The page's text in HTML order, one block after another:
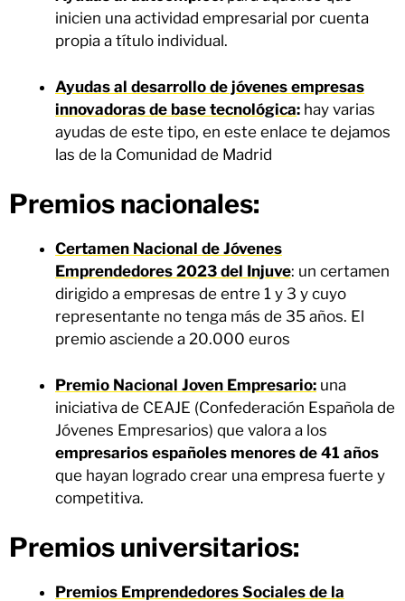
inicien una actividad empresarial por cuenta
propia a título individual.
Ayudas al desarrollo de jóvenes empresas
innovadoras de base tecnológica: hay varias
ayudas de este tipo, en este enlace te dejamos
las de la Comunidad de Madrid
Premios nacionales:
Certamen Nacional de Jóvenes
Emprendedores 2023 del Injuve: un certamen
dirigido a empresas de entre 1 y 3 y cuyo
representante no tenga más de 35 años. El
premio asciende a 20.000 euros
Premio Nacional Joven Empresario: una
iniciativa de CEAJE (Confederación Española de
Jóvenes Empresarios) que valora a los
empresarios españoles menores de 41 años
que hayan logrado crear una empresa fuerte y
competitiva.
Premios universitarios:
Premios Emprendedores Sociales de la